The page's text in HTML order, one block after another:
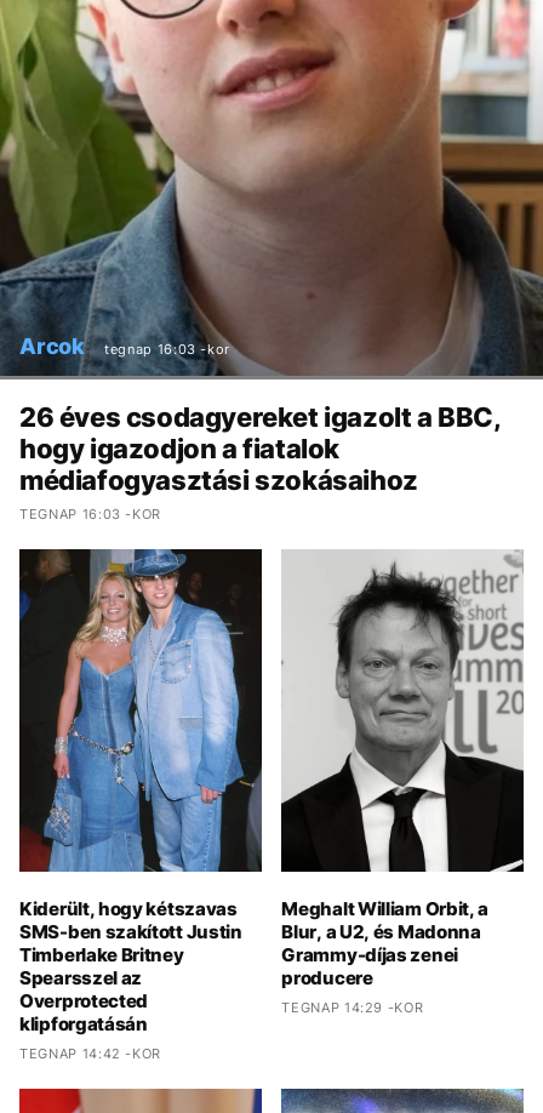
Arcok tegnap 16:03 -kor
26 éves csodagyereket igazolt a BBC,
hogy igazodjon a fiatalok
médiafogyasztási szokásaihoz
TEGNAP 16:03 -KOR
Kiderült, hogy kétszavas
SMS-ben szakított Justin
Timberlake Britney
Spearsszel az
Overprotected
klipforgatásán
TEGNAP 14:42 -KOR
Meghalt William Orbit, a
Blur, a U2, és Madonna
Grammy-díjas zenei
producere
TEGNAP 14:29 -KOR